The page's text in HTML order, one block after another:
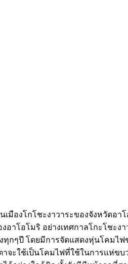
เมืองโกโชะงาวาระของจังหวัดอา
โอโมริ อย่างเทศกาลโกะโชะงา
งทุกๆปี โดยมีการจัดแสดงหุ่นโคมไ
จะใช้เป็นโคมไฟที่ใช้ในการแห่ข